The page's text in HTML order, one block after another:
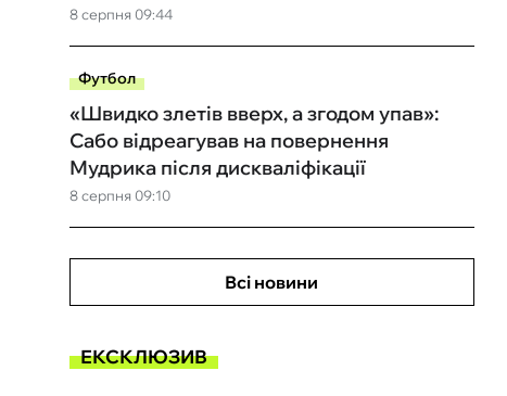
8 серпня 09:44
Футбол
8 серпня 09:10
«Швидко злетів вверх, а згодом упав»:
Сабо відреагував на повернення
Мудрика після дискваліфікації
Всі новини
ЕКСКЛЮЗИВ